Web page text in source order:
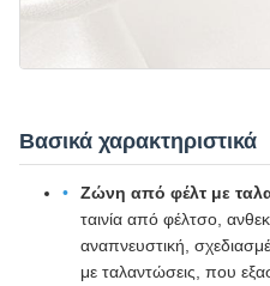
Βασικά χαρακτηριστικά
Ζώνη από φέλτ με
ταινία από φέλτσο,
αναπνευστική,
με ταλαντώσεις, που